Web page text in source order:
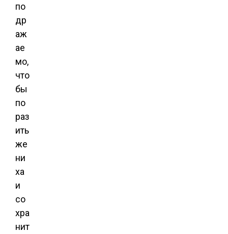
по
др
аж
ае
мо,
что
бы
по
раз
ить
же
ни
ха
и
со
хра
нит